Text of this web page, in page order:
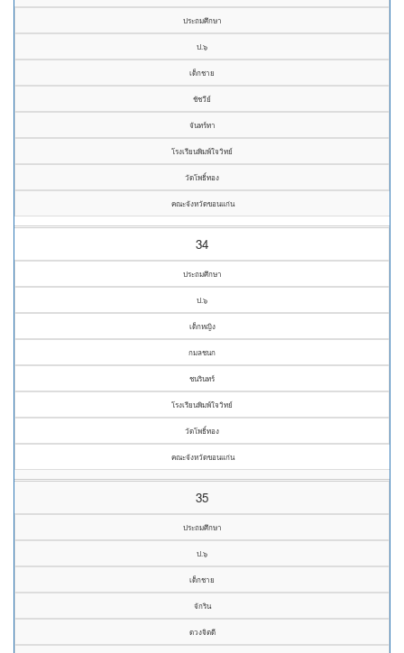
ประถมศึกษา
ป.๖
เด็กชาย
ชัชวีย์
จันทร์ทา
โรงเรียนพิมพ์ใจวิทย์
วัดโพธิ์ทอง
คณะจังหวัดขอนแก่น
34
ประถมศึกษา
ป.๖
เด็กหญิง
กมลชนก
ชนรินทร์
โรงเรียนพิมพ์ใจวิทย์
วัดโพธิ์ทอง
คณะจังหวัดขอนแก่น
35
ประถมศึกษา
ป.๖
เด็กชาย
จักริน
ดวงจิตดี